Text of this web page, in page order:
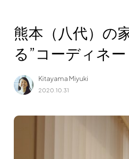
熊本（八代）の
る”コーディネ
Kitayama Miyuki
2020.10.31